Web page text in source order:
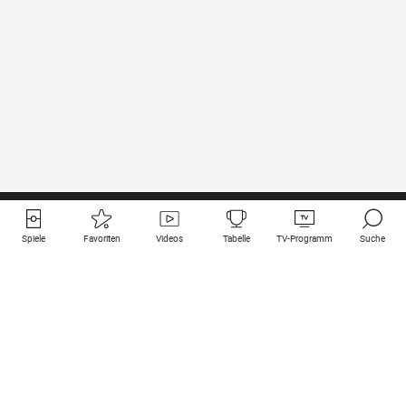
Spiele Favoriten Videos Tabelle TV-Programm Suche